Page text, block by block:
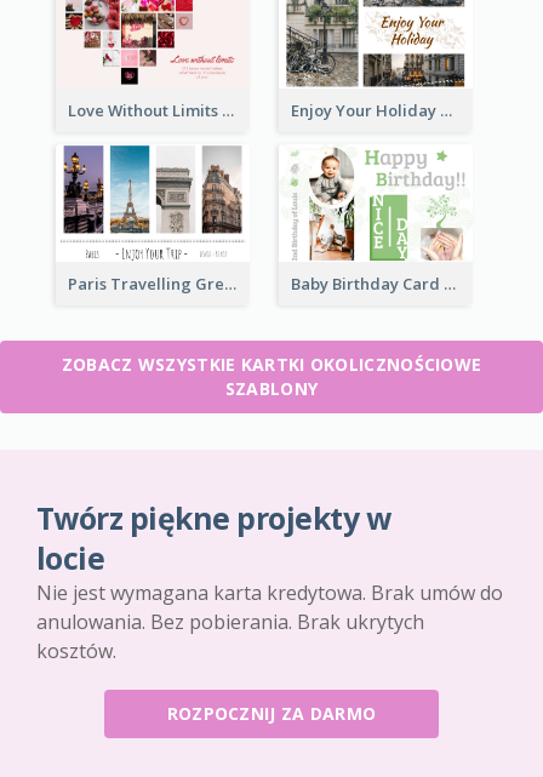
Love Without Limits Greeting Card Enjoy Your Holiday Greeting Card
Paris Travelling Greeting Card Baby Birthday Card
ZOBACZ WSZYSTKIE KARTKI OKOLICZNOŚCIOWE
SZABLONY
Twórz piękne projekty w
locie
Nie jest wymagana karta kredytowa. Brak umów do
anulowania. Bez pobierania. Brak ukrytych
kosztów.
ROZPOCZNIJ ZA DARMO